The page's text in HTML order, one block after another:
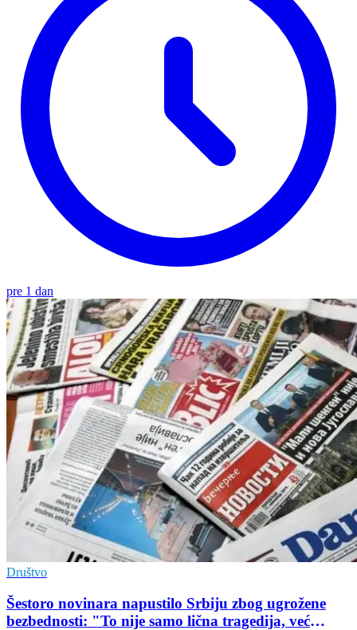
pre 1 dan
Društvo
Šestoro novinara napustilo Srbiju zbog ugrožene
bezbednosti: "To nije samo lična tragedija, već